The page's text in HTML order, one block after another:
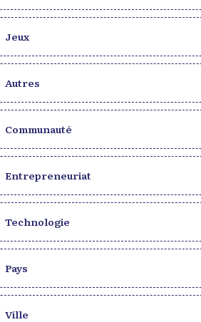
Jeux
Autres
Communauté
Entrepreneuriat
Technologie
Pays
Ville